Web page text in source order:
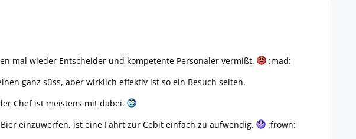
mal wieder Entscheider und kompetente Personaler vermißt.
:mad:
ganz süss, aber wirklich effektiv ist so ein Besuch selten.
Chef ist meistens mit dabei.
einzuwerfen, ist eine Fahrt zur Cebit einfach zu aufwendig.
:frown: